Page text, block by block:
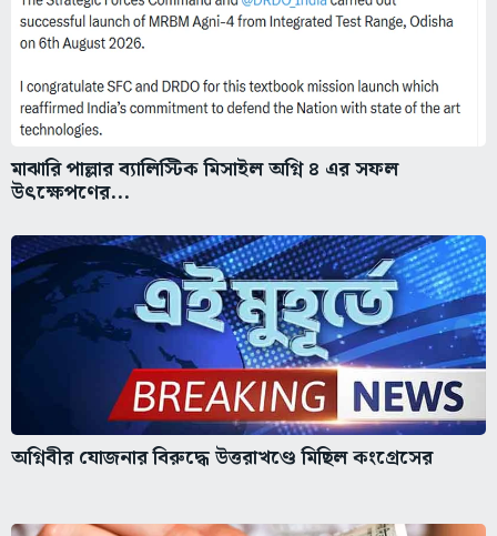
মাঝারি পাল্লার ব্যালিস্টিক মিসাইল অগ্নি ৪ এর সফল
উৎক্ষেপণের...
অগ্নিবীর যোজনার বিরুদ্ধে উত্তরাখণ্ডে মিছিল কংগ্রেসের